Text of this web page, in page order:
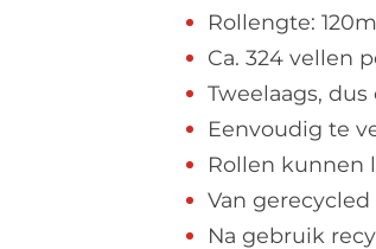
Rollengte: 120m
Ca. 324 vellen
Tweelaags,
Eenvoudig te
Rollen kunnen
Van
Na gebruik